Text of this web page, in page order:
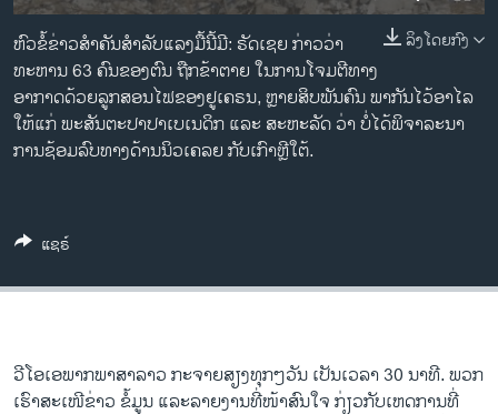
ວີດີໂອ
ສຽງ
ລາຍການກະຈາຍສຽງ
ລາຍງານ
ຕິດຕາມພວກເຮົາ ທີ່
ພາສາຕ່າງໆ
ລິງໂດຍກົງ
ຫົວຂໍ້ຂ່າວສຳຄັນສຳລັບແລງມື້ນີ້ມີ: ຣັດເຊຍ ກ່າວວ່າ
ທະຫານ 63 ຄົນຂອງຕົນ ຖືກຂ້າຕາຍ ໃນການໂຈມຕີທາງ
ອາກາດດ້ວຍລູກສອນໄຟຂອງຢູເຄຣນ, ຫຼາຍສິບພັນຄົນ ພາກັນໄວ້ອາໄລ
ໃຫ້ແກ່ ພະສັນຕະປາປາເບເນດິກ ແລະ ສະຫະລັດ ວ່າ ບໍ່ໄດ້ພິຈາລະນາ
ການຊ້ອມລົບທາງດ້ານນິວເຄລຍ ກັບເກົາຫຼີໃຕ້.
ແຊຣ໌
ວີໂອເອພາກພາສາລາວ ກະຈາຍສຽງທຸກໆວັນ ເປັນເວລາ 30 ນາທີ. ພວກ
ເຮົາສະເໜີຂ່າວ ຂໍ້ມູນ ແລະລາຍງານທີ່ໜ້າສົນໃຈ ກ່ຽວກັບເຫດການທີ່